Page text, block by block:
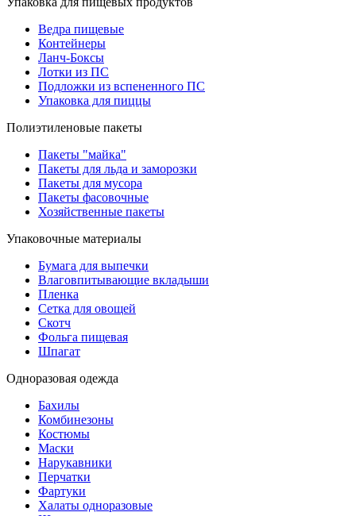
Ведра пищевые
Контейнеры
Ланч-Боксы
Лотки из ПС
Подложки из вспененного ПС
Упаковка для пиццы
Полиэтиленовые пакеты
Пакеты "майка"
Пакеты для льда и заморозки
Пакеты для мусора
Пакеты фасовочные
Хозяйственные пакеты
Упаковочные материалы
Бумага для выпечки
Влаговпитывающие вкладыши
Пленка
Сетка для овощей
Скотч
Фольга пищевая
Шпагат
Одноразовая одежда
Бахилы
Комбинезоны
Костюмы
Маски
Нарукавники
Перчатки
Фартуки
Халаты одноразовые